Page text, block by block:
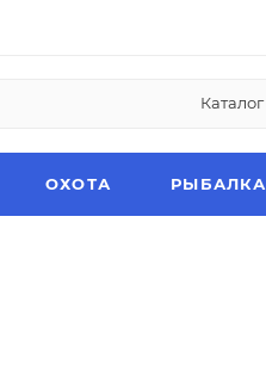
Каталог
ОХОТА РЫБАЛКА